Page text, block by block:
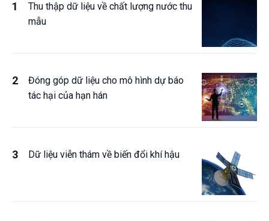
Thu thập dữ liệu về chất lượng nước thu
mẫu
Đóng góp dữ liệu cho mô hình dự báo
tác hại của hạn hán
Dữ liệu viễn thám về biến đổi khí hậu